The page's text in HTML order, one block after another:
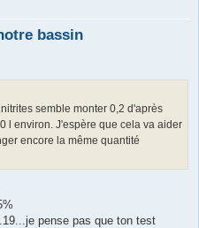
bassin
semble monter 0,2 d'après
l environ. J'espère que cela va aider
encore la même quantité
pense pas que ton test